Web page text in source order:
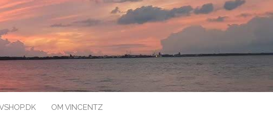
OM VINCENTZ